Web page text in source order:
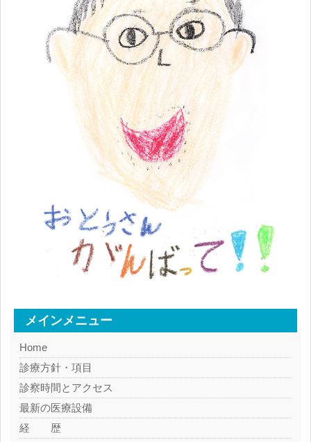
メインメニュー
Home
診療方針・項目
診察時間とアクセス
最新の医療設備
経 歴